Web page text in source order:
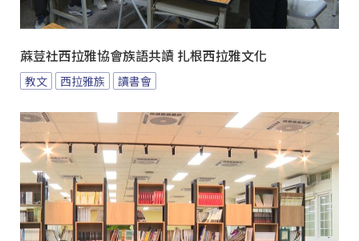
蔴荳社西拉雅協會族語共讀 扎根西拉雅文化
教文 西拉雅族 讀書會